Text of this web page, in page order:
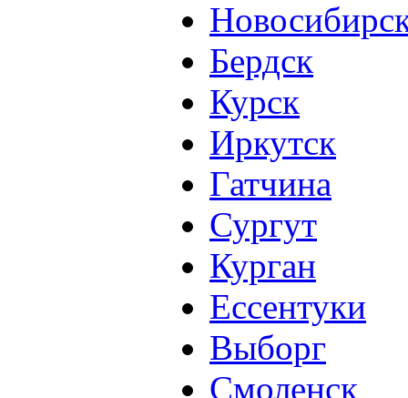
Бердск
Курск
Иркутск
Гатчина
Сургут
Курган
Ессентуки
Выборг
Смоленск